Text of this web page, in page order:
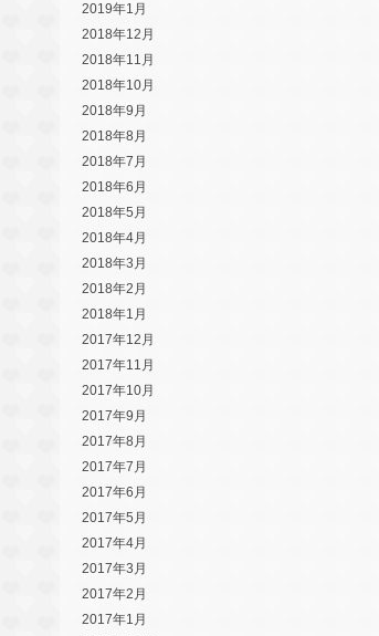
2019年1月
2018年12月
2018年11月
2018年10月
2018年9月
2018年8月
2018年7月
2018年6月
2018年5月
2018年4月
2018年3月
2018年2月
2018年1月
2017年12月
2017年11月
2017年10月
2017年9月
2017年8月
2017年7月
2017年6月
2017年5月
2017年4月
2017年3月
2017年2月
2017年1月